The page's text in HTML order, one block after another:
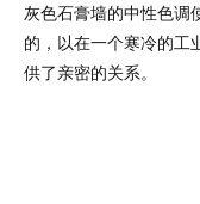
灰色石膏墙的中性色调
的，以在一个寒冷的工
供了亲密的关系。